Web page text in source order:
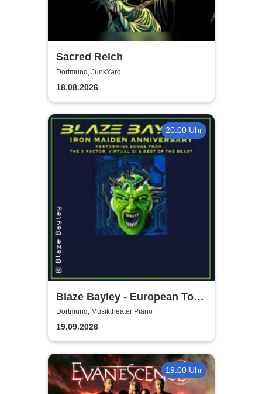
Sacred Reich
Dortmund, JunkYard
18.08.2026
20:00 Uhr
Blaze Bayley - European Tour
2026
Dortmund, Musiktheater Piano
19.09.2026
19:00 Uhr